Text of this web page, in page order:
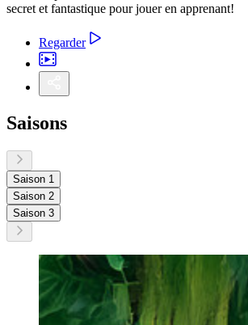
secret et fantastique pour jouer en apprenant!
Regarder
Saisons
Saison 1
Saison 2
Saison 3